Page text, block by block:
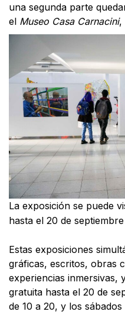
una segunda parte
el Museo Casa Carnacini,
La exposición se puede
hasta el 20 de septiembre
Estas exposiciones
gráficas, escritos, obras
experiencias inmersivas,
gratuita hasta el 20 de
de 10 a 20, y los sábados